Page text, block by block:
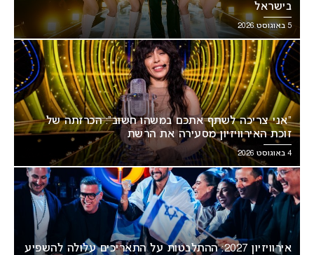
בישראל
5 באוגוסט 2026
“אני צריכה לשתף אתכם במשהו חשוב”: הכרזתה של
זוכת האירוויזיון מסעירה את הרשת
4 באוגוסט 2026
אירוויזיון 2027: ההתלבטות על התאריכים עלולה להשפיע